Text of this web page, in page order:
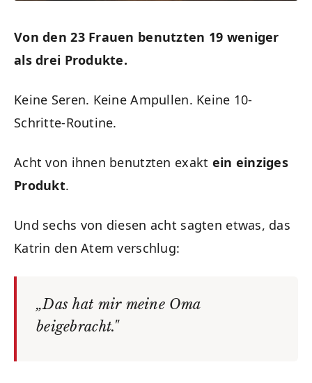
Von den 23 Frauen benutzten 19 weniger
als drei Produkte.
Keine Seren. Keine Ampullen. Keine 10-
Schritte-Routine.
Acht von ihnen benutzten exakt ein einziges
Produkt.
Und sechs von diesen acht sagten etwas, das
Katrin den Atem verschlug:
„Das hat mir meine Oma
beigebracht."